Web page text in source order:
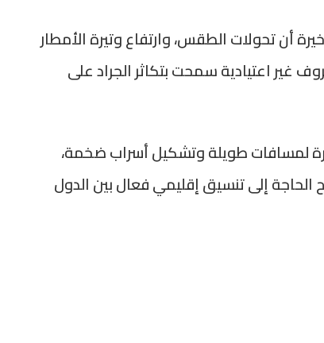
أن تحولات الطقس، وارتفاع وتيرة الأمطار
اعتيادية سمحت بتكاثر الجراد على
لمسافات طويلة وتشكيل أسراب ضخمة،
الحاجة إلى تنسيق إقليمي فعال بين الدول